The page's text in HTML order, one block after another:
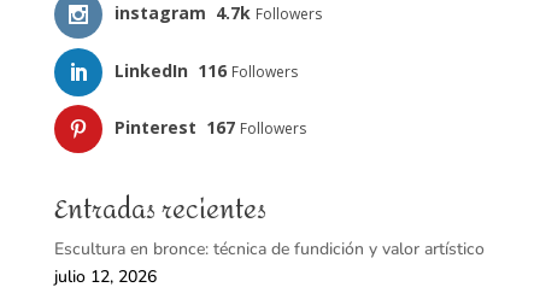
instagram 4.7k Followers
LinkedIn 116 Followers
Pinterest 167 Followers
Entradas recientes
Escultura en bronce: técnica de fundición y valor artístico
julio 12, 2026